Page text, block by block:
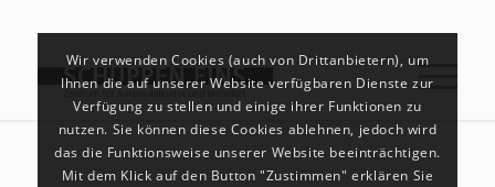
Wir verwenden Cookies (auch von Drittanbietern), um
Ihnen die auf unserer Website verfügbaren Dienste zur
Verfügung zu stellen und einige ihrer Funktionen zu
nutzen. Sie können diese Cookies ablehnen, jedoch wird
das die Funktionsweise unserer Website beeinträchtigen.
Mit dem Klick auf den Button "Zustimmen" erklären Sie